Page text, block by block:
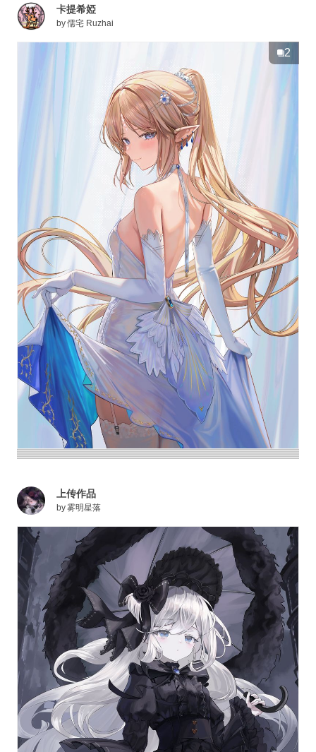
卡提希婭
by儒宅 Ruzhai
2
上传作品
by雾明星落